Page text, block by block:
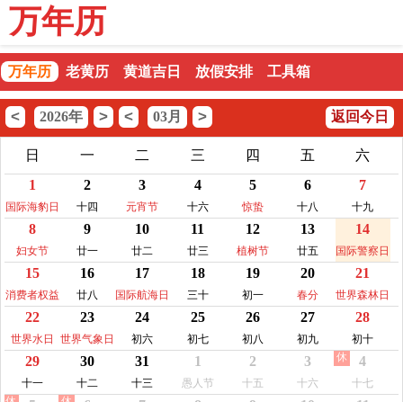
万年历
万年历 老黄历 黄道吉日 放假安排 工具箱
< 2026年 > < 03月 > 返回今日
日 一 二 三 四 五
六
1
国际海豹日
2
十四
3
元宵节
4
十六
5
惊蛰
6
十八
7
十九
8
妇女节
9
廿一
10
廿二
11
廿三
12
植树节
13
廿五
14
国际警察日
15
消费者权益
日
16
廿八
17
国际航海日
18
三十
19
初一
20
春分
21
世界森林日
22
世界水日
23
世界气象日
24
初六
25
初七
26
初八
27
初九
28
初十
29
十一
30
十二
31
十三
1
愚人节
2
十五
3
十六
4
十七
休